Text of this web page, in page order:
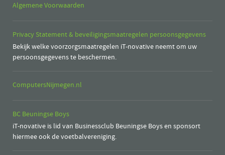
Algemene Voorwaarden
Privacy Statement & beveiligingsmaatregelen persoonsgegevens
Bekijk welke voorzorgsmaatregelen iT-novative neemt om uw
persoonsgegevens te beschermen.
ComputersNijmegen.nl
BC Beuningse Boys
iT-novative is lid van Businessclub Beuningse Boys en sponsort
hiermee ook de voetbalvereniging.